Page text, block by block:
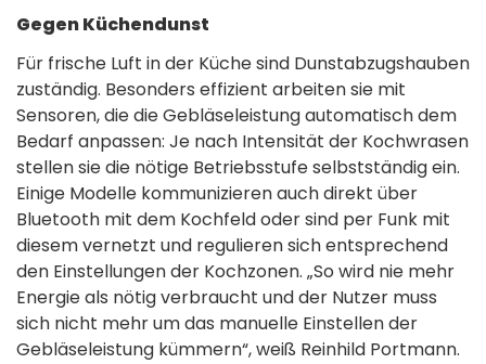
Gegen Küchendunst
Für frische Luft in der Küche sind Dunstabzugshauben
zuständig. Besonders effizient arbeiten sie mit
Sensoren, die die Gebläseleistung automatisch dem
Bedarf anpassen: Je nach Intensität der Kochwrasen
stellen sie die nötige Betriebsstufe selbstständig ein.
Einige Modelle kommunizieren auch direkt über
Bluetooth mit dem Kochfeld oder sind per Funk mit
diesem vernetzt und regulieren sich entsprechend
den Einstellungen der Kochzonen. „So wird nie mehr
Energie als nötig verbraucht und der Nutzer muss
sich nicht mehr um das manuelle Einstellen der
Gebläseleistung kümmern“, weiß Reinhild Portmann.